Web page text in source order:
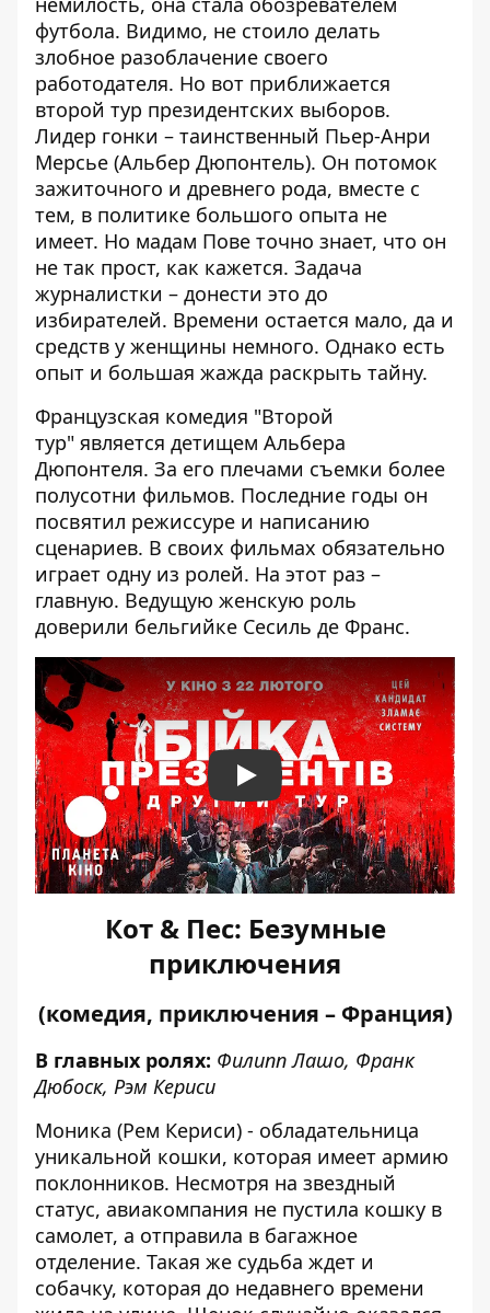
футбола. Видимо, не стоило делать
злобное разоблачение своего
работодателя. Но вот приближается
второй тур президентских выборов.
Лидер гонки – таинственный Пьер-Анри
Мерсье (Альбер Дюпонтель). Он потомок
зажиточного и древнего рода, вместе с
тем, в политике большого опыта не
имеет. Но мадам Пове точно знает, что он
не так прост, как кажется. Задача
журналистки – донести это до
избирателей. Времени остается мало, да и
средств у женщины немного. Однако есть
опыт и большая жажда раскрыть тайну.
Французская комедия "Второй
тур" является детищем Альбера
Дюпонтеля. За его плечами съемки более
полусотни фильмов. Последние годы он
посвятил режиссуре и написанию
сценариев. В своих фильмах обязательно
играет одну из ролей. На этот раз –
главную. Ведущую женскую роль
доверили бельгийке Сесиль де Франс.
Play
Кот & Пес: Безумные
приключения
(комедия, приключения – Франция)
В главных ролях: Филипп Лашо, Франк
Дюбоск, Рэм Кериси
Моника (Рем Кериси) - обладательница
уникальной кошки, которая имеет армию
поклонников. Несмотря на звездный
статус, авиакомпания не пустила кошку в
самолет, а отправила в багажное
отделение. Такая же судьба ждет и
собачку, которая до недавнего времени